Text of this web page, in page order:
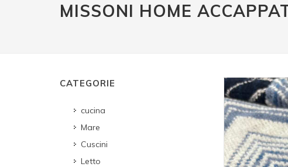
MISSONI HOME
CATEGORIE
cucina
Mare
Cuscini
Letto